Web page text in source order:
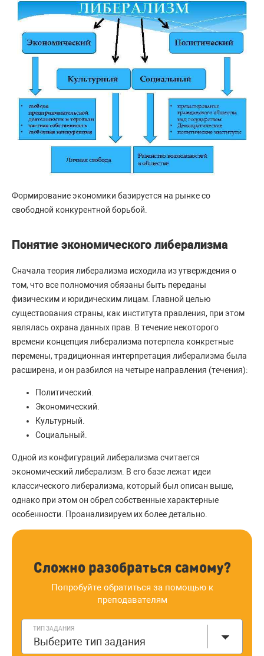
Формирование экономики базируется на рынке со
свободной конкурентной борьбой.
Понятие экономического либерализма
Сначала теория либерализма исходила из утверждения о
том, что все полномочия обязаны быть переданы
физическим и юридическим лицам. Главной целью
существования страны, как института правления, при этом
являлась охрана данных прав. В течение некоторого
времени концепция либерализма потерпела конкретные
перемены, традиционная интерпретация либерализма была
расширена, и он разбился на четыре направления (течения):
Политический.
Экономический.
Культурный.
Социальный.
Одной из конфигураций либерализма считается
экономический либерализм. В его базе лежат идеи
классического либерализма, который был описан выше,
однако при этом он обрел собственные характерные
особенности. Проанализируем их более детально.
Сложно разобраться самому?
Попробуйте обратиться за помощью к
преподавателям
ТИП ЗАДАНИЯ
Выберите тип задания